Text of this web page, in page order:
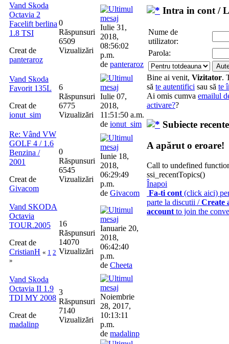
Vand Skoda
Octavia 2
Facelift berlina
1.8 TSI
Creat de
panteraroz
0
Răspunsuri
6509
Vizualizări
Iulie 31,
2018,
08:56:02
p.m.
de panteraroz
Vand Skoda
Favorit 135L
Creat de
ionut_sim
6
Răspunsuri
6775
Vizualizări
Iulie 07,
2018,
11:51:50 a.m.
de ionut_sim
Re: Vând VW
GOLF 4 / 1.6
Benzina /
2001
Creat de
Givacom
0
Răspunsuri
6545
Vizualizări
Iunie 18,
2018,
06:29:49
p.m.
de Givacom
Vand SKODA
Octavia
TOUR.2005
Creat de
CristianH « 1 2
»
16
Răspunsuri
14070
Vizualizări
Ianuarie 20,
2018,
06:42:40
p.m.
de Cheeta
Vand Skoda
Octavia II 1.9
TDI MY 2008
Creat de
madalinp
3
Răspunsuri
7140
Vizualizări
Noiembrie
28, 2017,
10:13:11
p.m.
de madalinp
Intra in cont /
Nume de
utilizator:
Parola:
Bine ai venit, Vizitator.
să te autentifici sau să te
Ai omis cumva emailul
activare??
Subiecte recente
A apărut o eroare!
Call to undefined
ssi_recentTopics()
Înapoi
Fa-ti cont (click aici)
parte la discutii /Create
account to join the